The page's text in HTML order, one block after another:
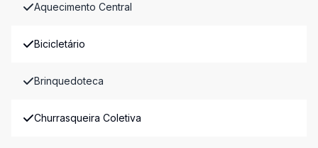
Aquecimento Central
Bicicletário
Brinquedoteca
Churrasqueira Coletiva